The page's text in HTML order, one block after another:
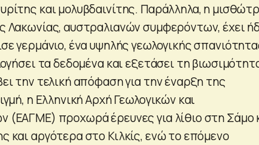
και μολυβδαινίτης. Παράλληλα, η
Λακωνίας, αυστραλιανών συμφερόντων, έχει
γερμάνιο, ένα υψηλής γεωλογικής
τα δεδομένα και εξετάσει τη
την τελική απόφαση για την έναρξη της
η Ελληνική Αρχή Γεωλογικών και
(ΕΑΓΜΕ) προχωρά έρευνες για λίθιο στη Σάμο
και αργότερα στο Κιλκίς, ενώ το επόμενο